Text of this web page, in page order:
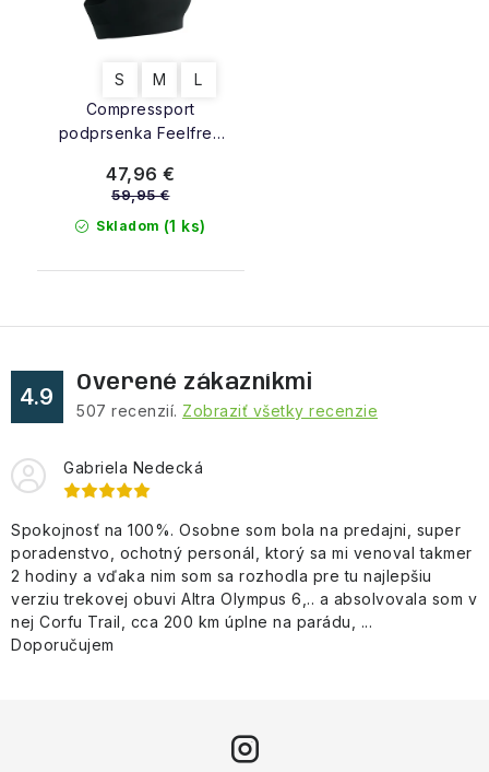
Compressport
podprsenka Feelfree
S M L
Skladom (1 ks)
47,96 €
59,95 €
4.9
Overené zákazníkmi
507 recenzií. Zobraziť všetky recenzie
Gabriela Nedecká
Spokojnosť na 100%. Osobne som bola na predajni, super
poradenstvo, ochotný personál, ktorý sa mi venoval takmer
2 hodiny a vďaka nim som sa rozhodla pre tu najlepšiu
verziu trekovej obuvi Altra Olympus 6,.. a absolvovala som v
nej Corfu Trail, cca 200 km úplne na parádu, ...
Doporučujem